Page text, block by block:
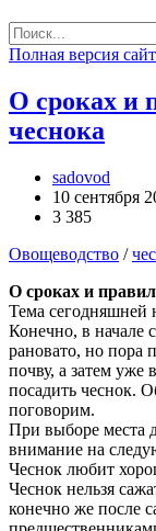
Полная версия
О сроках и
чеснока
sadovod
10 сентября
3 385
Овощеводство /
О сроках и
Тема сегодняшней
Конечно, в начале
рановато, но пора
почву, а затем уже
посадить чеснок.
поговорим.
При выборе места
внимание на
Чеснок любит
Чеснок нельзя
конечно же после